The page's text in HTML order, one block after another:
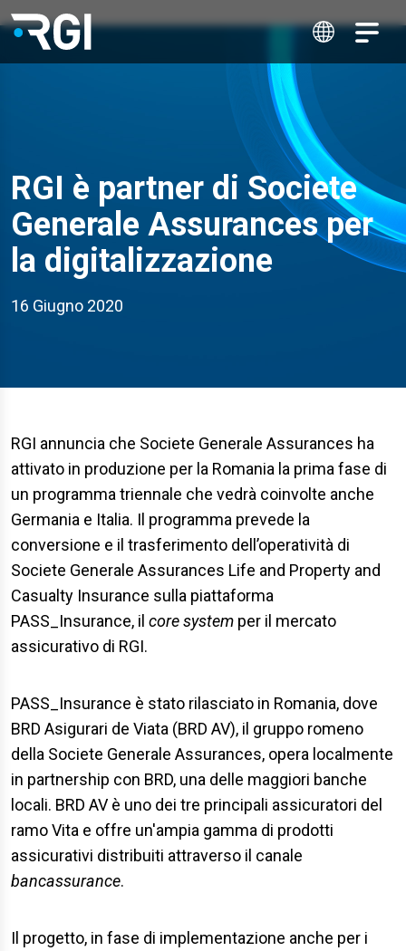
RGI è partner di Societe
Generale Assurances per
la digitalizzazione
16 Giugno 2020
RGI annuncia che Societe Generale Assurances ha
attivato in produzione per la Romania la prima fase di
un programma triennale che vedrà coinvolte anche
Germania e Italia. Il programma prevede la
conversione e il trasferimento dell’operatività di
Societe Generale Assurances Life and Property and
Casualty Insurance sulla piattaforma
PASS_Insurance, il core system per il mercato
assicurativo di RGI.
PASS_Insurance è stato rilasciato in Romania, dove
BRD Asigurari de Viata (BRD AV), il gruppo romeno
della Societe Generale Assurances, opera localmente
in partnership con BRD, una delle maggiori banche
locali. BRD AV è uno dei tre principali assicuratori del
ramo Vita e offre un'ampia gamma di prodotti
assicurativi distribuiti attraverso il canale
bancassurance.
Il progetto, in fase di implementazione anche per i